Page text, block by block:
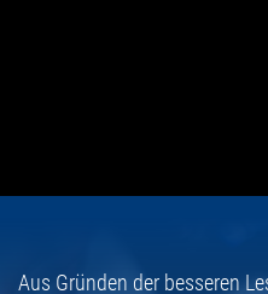
Aus Gründen der besseren